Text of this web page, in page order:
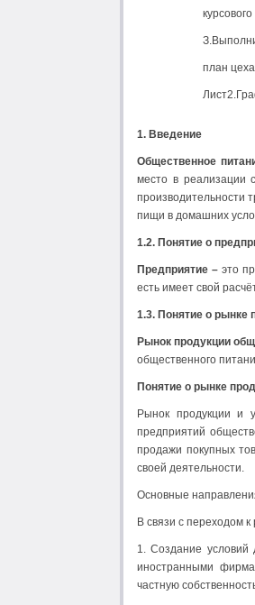
план
1. Введение
Общественное
место в реализации
производительности
пищи в домашних
1.2. Понятие о
Предприятие – это
есть имеет свой
1.3. Понятие о рынке
Рынок продукции
общественного
Понятие о рынке
Рынок продукции и
предприятий
продажи покупных
своей деятельности.
Основные
В связи с переходом
1. Создание условий
иностранными
частную